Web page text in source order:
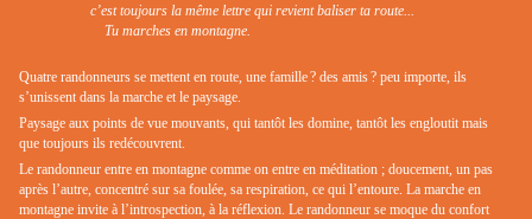
c’est toujours la même lettre qui revient baliser ta route...
Tu marches en montagne.
Quatre randonneurs se mettent en route, une famille ? des amis ? peu importe, ils
s’unissent dans la marche et le paysage.
Paysage aux points de vue mouvants, qui tantôt les domine, tantôt les engloutit mais
que toujours ils redécouvrent.
Le randonneur entre en montagne comme on entre en méditation ; doucement, un pas
après l’autre, concentré sur sa foulée, sa respiration, ce qui l’entoure. La marche en
montagne invite à l’introspection, à la réflexion. Le randonneur se moque du confort